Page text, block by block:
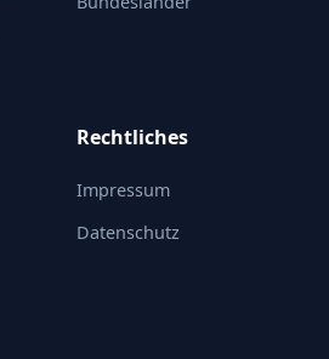
Rechtliches
Impressum
Datenschutz